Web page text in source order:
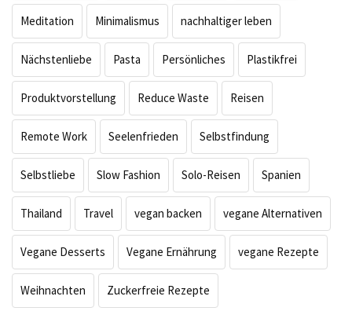
Meditation Minimalismus nachhaltiger leben
Nächstenliebe Pasta Persönliches Plastikfrei
Produktvorstellung Reduce Waste Reisen
Remote Work Seelenfrieden Selbstfindung
Selbstliebe Slow Fashion Solo-Reisen Spanien
Thailand Travel vegan backen vegane Alternativen
Vegane Desserts Vegane Ernährung vegane Rezepte
Weihnachten Zuckerfreie Rezepte